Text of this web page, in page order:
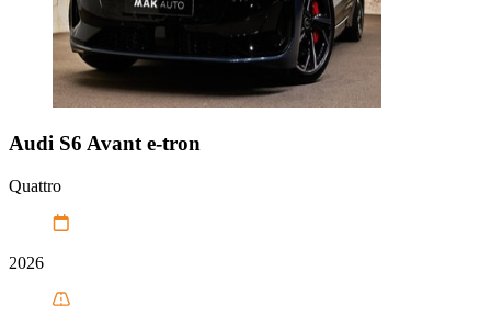
Audi S6 Avant e-tron
Quattro
2026